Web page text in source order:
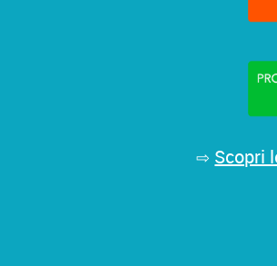
⇨ Scopri